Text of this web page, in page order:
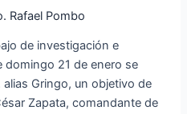
Rafael Pombo
de investigación e
domingo 21 de enero se
Gringo, un objetivo de
Zapata, comandante de